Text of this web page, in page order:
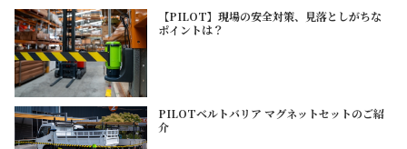
【PILOT】現場の安全対策、見落としがちな
ポイントは？
PILOTベルトバリア マグネットセットのご紹
介